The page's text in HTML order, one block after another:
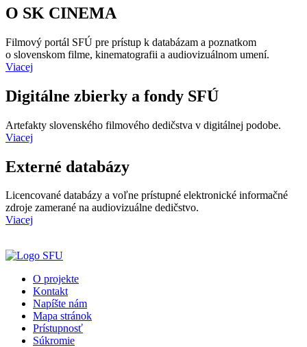
O SK CINEMA
Filmový portál SFÚ pre prístup k databázam a poznatkom
o slovenskom filme, kinematografii a audiovizuálnom umení.
Viacej
Digitálne zbierky a fondy SFÚ
Artefakty slovenského filmového dedičstva v digitálnej podobe.
Viacej
Externé databázy
Licencované databázy a voľne prístupné elektronické informačné
zdroje zamerané na audiovizuálne dedičstvo.
Viacej
O projekte
Kontakt
Napíšte nám
Mapa stránok
Prístupnosť
Súkromie